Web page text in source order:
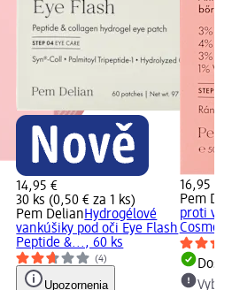
14,95 €
30 ks (0,50 € za 1 ks)
Pem DelianHydrogélové
vankúšiky pod oči Eye Flash
Peptide &..., 60 ks
(4)
Upozornenia
16,95 €
Pem
proti